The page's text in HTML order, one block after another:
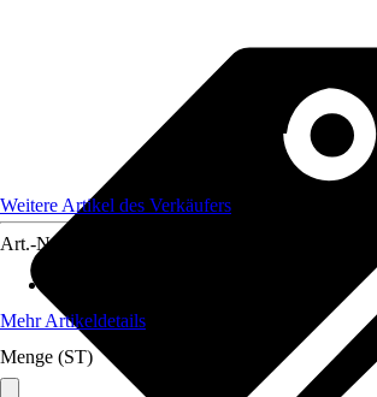
Weitere Artikel des Verkäufers
Art.-Nr.
Mehr Artikeldetails
Menge (ST)